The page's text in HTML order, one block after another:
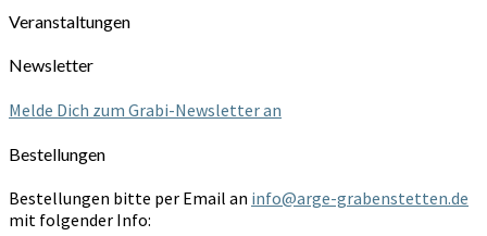
Veranstaltungen
Newsletter
Melde Dich zum Grabi-Newsletter an
Bestellungen
Bestellungen bitte per Email an info@arge-grabenstetten.de
mit folgender Info: